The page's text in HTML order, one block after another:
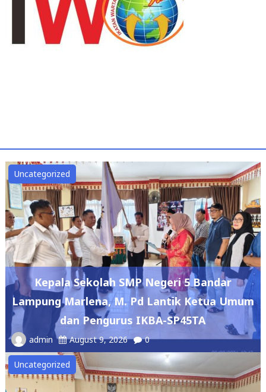
Uncategorized
Kepala Sekolah SMP Negeri 5 Bandar
Lampung Marlena, M. Pd Lantik Ketua Umum
dan Pengurus IKBA-SP45TA
admin August 9, 2026 0
Uncategorized